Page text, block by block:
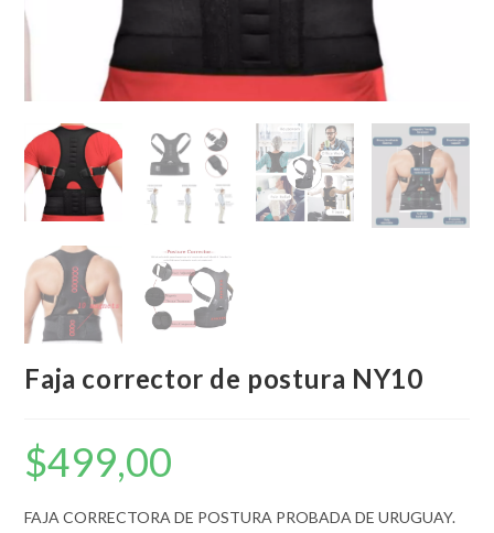
Faja corrector de postura NY10
$499,00
FAJA CORRECTORA DE POSTURA PROBADA DE URUGUAY.